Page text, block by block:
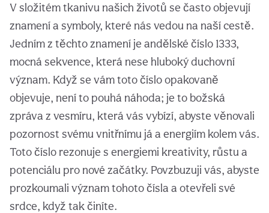
V složitém tkanivu našich životů se často objevují
znamení a symboly, které nás vedou na naší cestě.
Jedním z těchto znamení je andělské číslo 1333,
mocná sekvence, která nese hluboký duchovní
význam. Když se vám toto číslo opakovaně
objevuje, není to pouhá náhoda; je to božská
zpráva z vesmíru, která vás vybízí, abyste věnovali
pozornost svému vnitřnímu já a energiím kolem vás.
Toto číslo rezonuje s energiemi kreativity, růstu a
potenciálu pro nové začátky. Povzbuzuji vás, abyste
prozkoumali význam tohoto čísla a otevřeli své
srdce, když tak činíte.